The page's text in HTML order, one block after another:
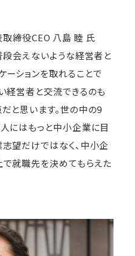
締役CEO 八島 睦 氏
段会えないような経営者と
ションを取れることで
経営者と交流できるのも
と思います。世の中の9
にはもっと中小企業に目
望だけではなく、中小企
で就職先を決めてもらえた